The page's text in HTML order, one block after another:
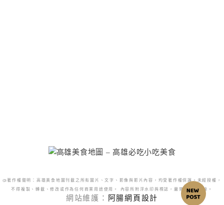
@著作權聲明：高雄美食地圖刊載之所有圖片、文字、影像與影片內容，均受著作權保護。未經授權，
不得複製、轉載、修改或作為任何商業用途使用。 內容所附浮水印與標誌，嚴禁更改或移除。
網站維護： 阿腸網頁設計